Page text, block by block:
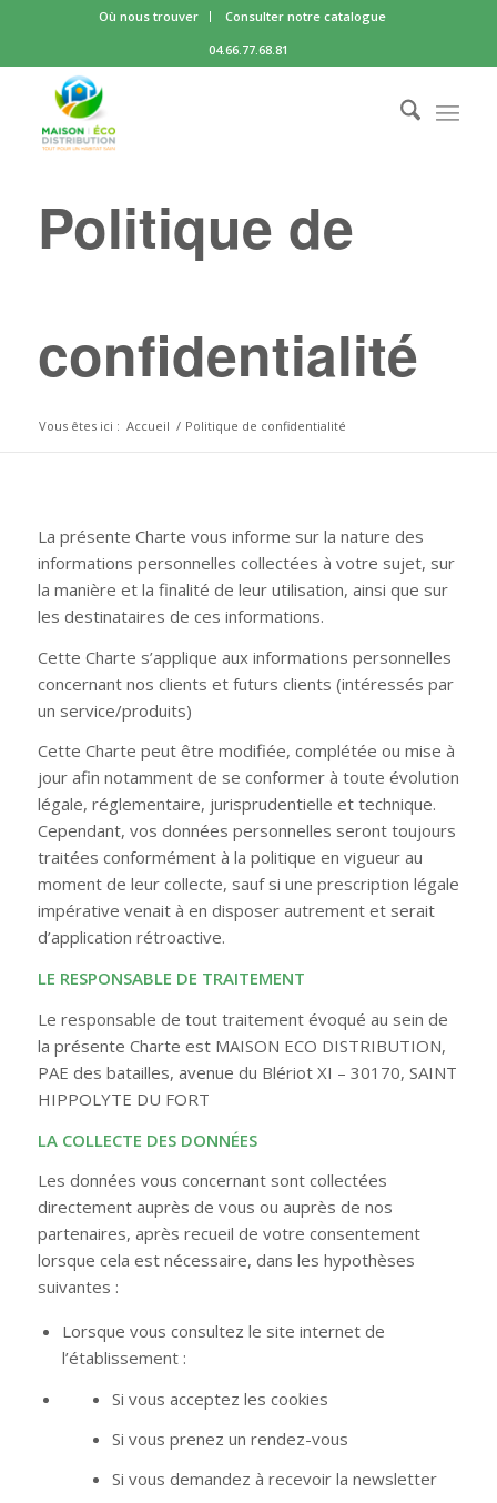
Où nous trouver
Consulter notre catalogue
04.66.77.68.81
Politique de
confidentialité
Vous êtes ici : Accueil / Politique de confidentialité
La présente Charte vous informe sur la nature des
informations personnelles collectées à votre sujet, sur
la manière et la finalité de leur utilisation, ainsi que sur
les destinataires de ces informations.
Cette Charte s’applique aux informations personnelles
concernant nos clients et futurs clients (intéressés par
un service/produits)
Cette Charte peut être modifiée, complétée ou mise à
jour afin notamment de se conformer à toute évolution
légale, réglementaire, jurisprudentielle et technique.
Cependant, vos données personnelles seront toujours
traitées conformément à la politique en vigueur au
moment de leur collecte, sauf si une prescription légale
impérative venait à en disposer autrement et serait
d’application rétroactive.
LE RESPONSABLE DE TRAITEMENT
Le responsable de tout traitement évoqué au sein de
la présente Charte est MAISON ECO DISTRIBUTION,
PAE des batailles, avenue du Blériot XI – 30170, SAINT
HIPPOLYTE DU FORT
LA COLLECTE DES DONNÉES
Les données vous concernant sont collectées
directement auprès de vous ou auprès de nos
partenaires, après recueil de votre consentement
lorsque cela est nécessaire, dans les hypothèses
suivantes :
Lorsque vous consultez le site internet de
l’établissement :
Si vous acceptez les cookies
Si vous prenez un rendez-vous
Si vous demandez à recevoir la newsletter